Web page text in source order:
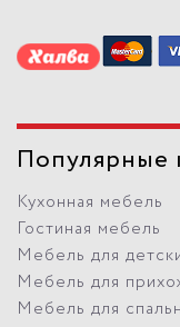
Популярные
Кухонная мебель
Гостиная мебель
Мебель для
Мебель для
Мебель для